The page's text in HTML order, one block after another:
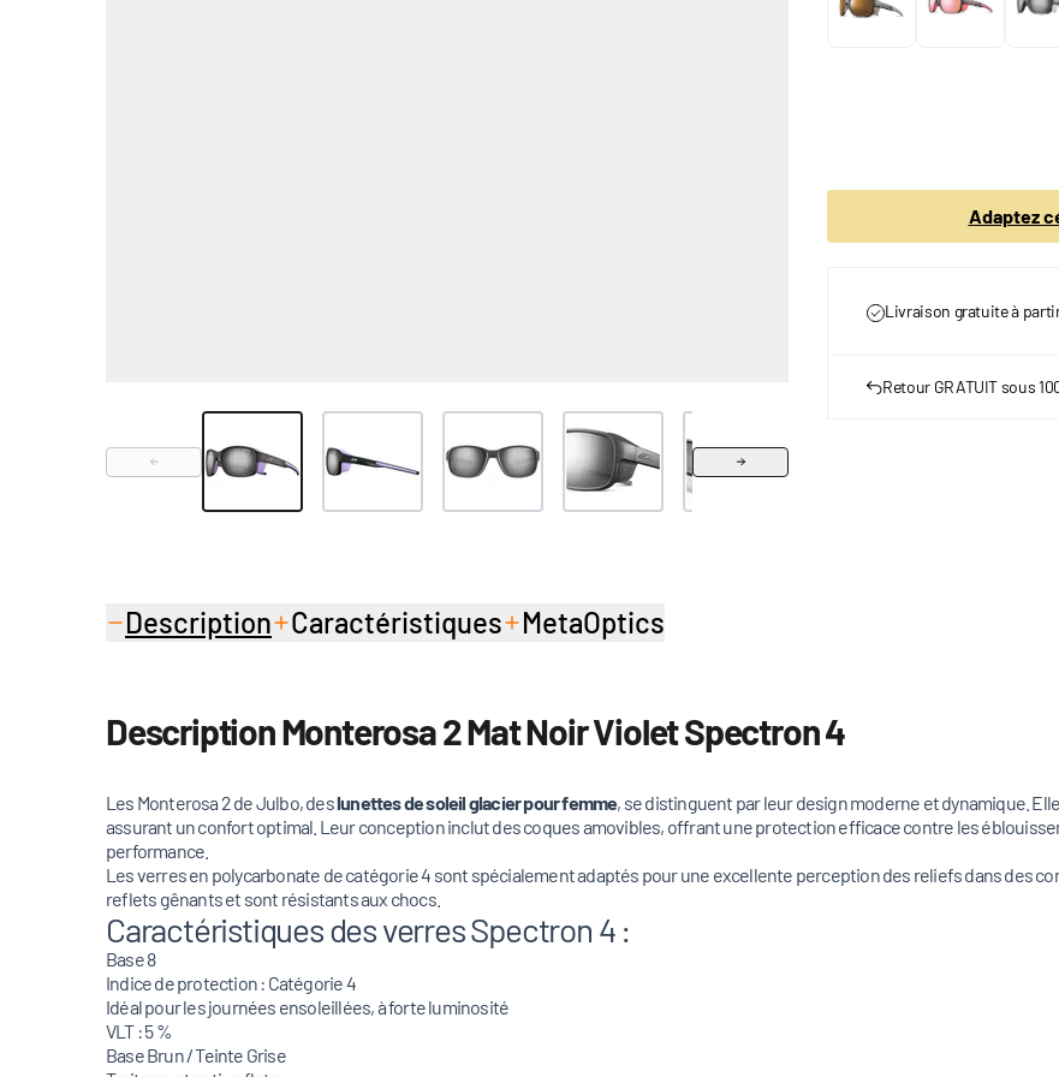
View larger imageView larger image
Adaptez
Livraison gratuite à
Retour GRATUIT sous
Description Caractéristiques MetaOptics
Description Monterosa 2 Mat Noir Violet Spectron 4
Les Monterosa 2 de Julbo, deslunettes de soleil glacier pour femme, se distinguent par leur design moderne et dynamique.
assurant un confort optimal. Leur conception inclut des coques amovibles, offrant une protection efficace contre les
performance.
Les verres en polycarbonate de catégorie 4 sont spécialement adaptés pour une excellente perception des reliefs dans des
reflets gênants et sont résistants aux chocs.
Caractéristiques des verres Spectron 4 :
Base 8
Indice de protection : Catégorie 4
Idéal pour les journées ensoleillées, à forte luminosité
VLT : 5 %
Base Brun / Teinte Grise